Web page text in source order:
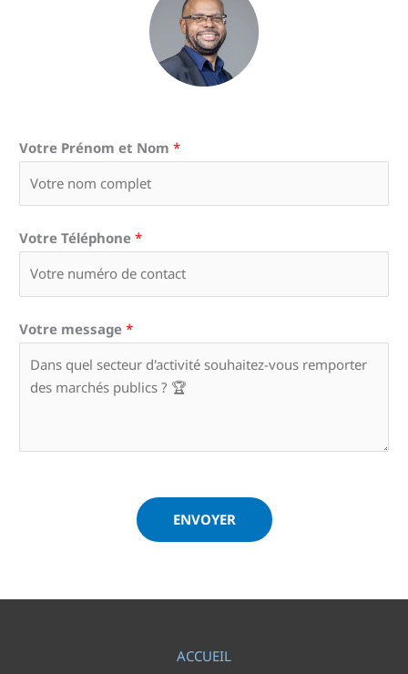
Votre Prénom et Nom *
Votre Téléphone *
Votre message *
ENVOYER
ACCUEIL